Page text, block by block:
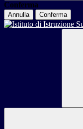
Conferma
Annulla Conferma